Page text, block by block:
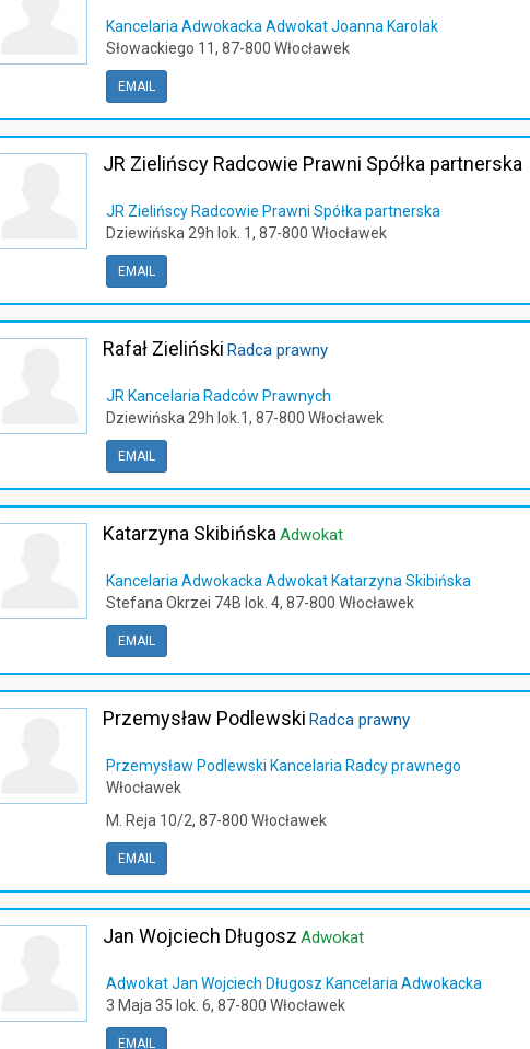
Kancelaria Adwokacka Adwokat Joanna Karolak
Słowackiego 11, 87-800 Włocławek
EMAIL
JR Zielińscy Radcowie Prawni Spółka partnerska
JR Zielińscy Radcowie Prawni Spółka partnerska
Dziewińska 29h lok. 1, 87-800 Włocławek
EMAIL
Rafał Zieliński Radca prawny
JR Kancelaria Radców Prawnych
Dziewińska 29h lok.1, 87-800 Włocławek
EMAIL
Katarzyna Skibińska Adwokat
Kancelaria Adwokacka Adwokat Katarzyna Skibińska
Stefana Okrzei 74B lok. 4, 87-800 Włocławek
EMAIL
Przemysław Podlewski Radca prawny
Przemysław Podlewski Kancelaria Radcy prawnego
Włocławek
M. Reja 10/2, 87-800 Włocławek
EMAIL
Jan Wojciech Długosz Adwokat
Adwokat Jan Wojciech Długosz Kancelaria Adwokacka
3 Maja 35 lok. 6, 87-800 Włocławek
EMAIL